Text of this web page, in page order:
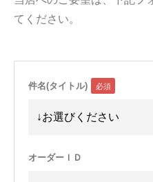
カテゴリから探す
お買い物ガイド
International Shipping
てください。
件名(タイトル)
オーダーＩＤ